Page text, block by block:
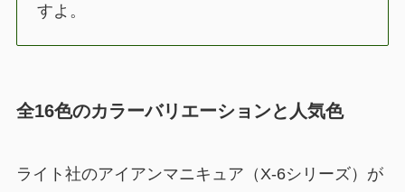
すよ。
全16色のカラーバリエーションと人気色
ライト社のアイアンマニキュア（X-6シリーズ）が